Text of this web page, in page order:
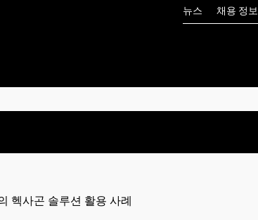
뉴스 채용 정보
헥사곤 솔루션 활용 사례